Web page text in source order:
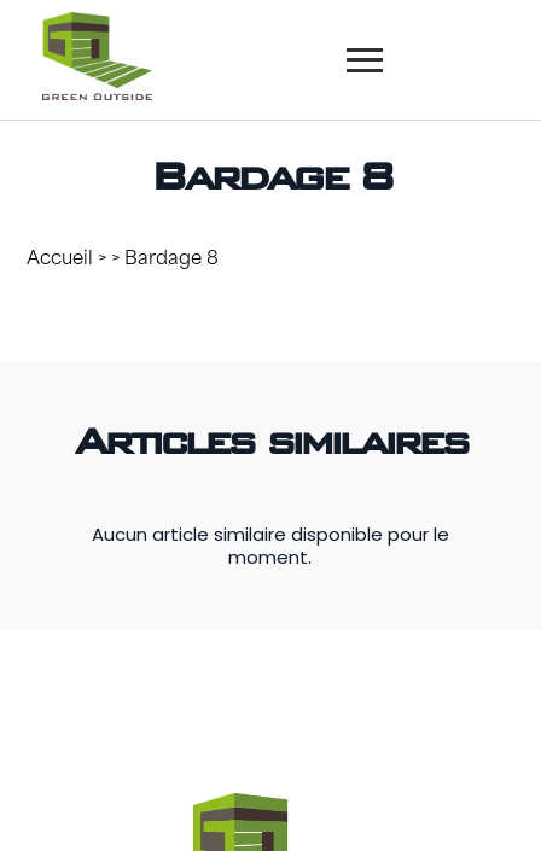
Bardage 8
Accueil > > Bardage 8
Articles similaires
Aucun article similaire disponible pour le
moment.